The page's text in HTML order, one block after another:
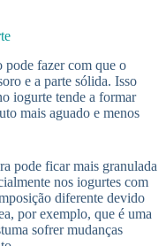
pode fazer com que o
e a parte sólida. Isso
iogurte tende a formar
mais aguado e menos
pode ficar mais granulada
nos iogurtes com
diferente devido
por exemplo, que é uma
sofrer mudanças